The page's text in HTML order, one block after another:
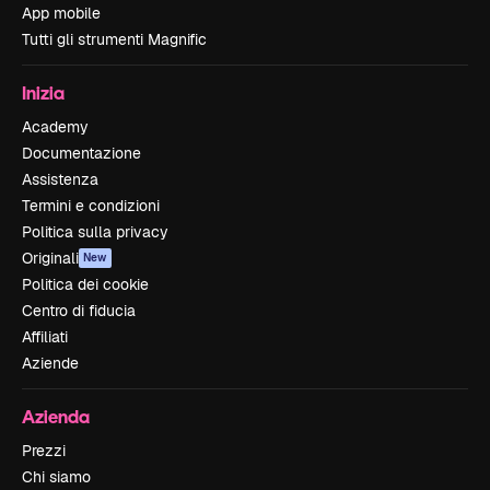
App mobile
Tutti gli strumenti Magnific
Inizia
Academy
Documentazione
Assistenza
Termini e condizioni
Politica sulla privacy
Originali New
Politica dei cookie
Centro di fiducia
Affiliati
Aziende
Azienda
Prezzi
Chi siamo